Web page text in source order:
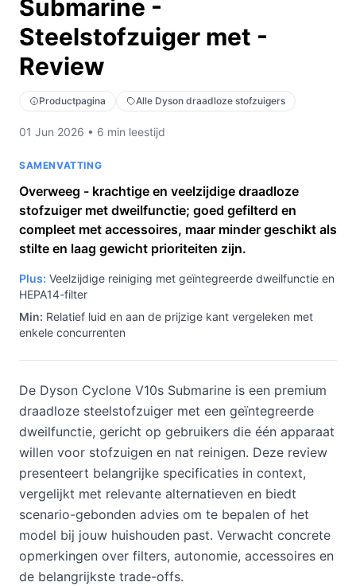
Submarine -
Steelstofzuiger met -
Review
Productpagina Alle Dyson draadloze stofzuigers
01 Jun 2026 • 6 min leestijd
SAMENVATTING
Overweeg - krachtige en veelzijdige draadloze
stofzuiger met dweilfunctie; goed gefilterd en
compleet met accessoires, maar minder geschikt als
stilte en laag gewicht prioriteiten zijn.
Plus: Veelzijdige reiniging met geïntegreerde dweilfunctie en
HEPA14-filter
Min: Relatief luid en aan de prijzige kant vergeleken met
enkele concurrenten
De Dyson Cyclone V10s Submarine is een premium
draadloze steelstofzuiger met een geïntegreerde
dweilfunctie, gericht op gebruikers die één apparaat
willen voor stofzuigen en nat reinigen. Deze review
presenteert belangrijke specificaties in context,
vergelijkt met relevante alternatieven en biedt
scenario-gebonden advies om te bepalen of het
model bij jouw huishouden past. Verwacht concrete
opmerkingen over filters, autonomie, accessoires en
de belangrijkste trade-offs.